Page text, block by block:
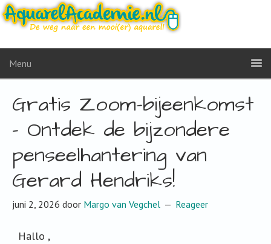
Menu
Gratis Zoom-bijeenkomst
– Ontdek de bijzondere
penseelhantering van
Gerard Hendriks!
juni 2, 2026 door Margo van Vegchel Reageer
Hallo ,